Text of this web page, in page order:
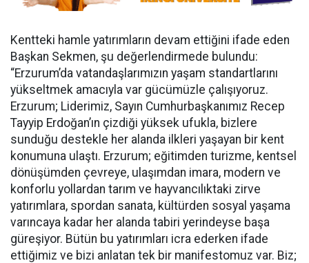
Kentteki hamle yatırımların devam ettiğini ifade eden
Başkan Sekmen, şu değerlendirmede bulundu:
“Erzurum’da vatandaşlarımızın yaşam standartlarını
yükseltmek amacıyla var gücümüzle çalışıyoruz.
Erzurum; Liderimiz, Sayın Cumhurbaşkanımız Recep
Tayyip Erdoğan’ın çizdiği yüksek ufukla, bizlere
sunduğu destekle her alanda ilkleri yaşayan bir kent
konumuna ulaştı. Erzurum; eğitimden turizme, kentsel
dönüşümden çevreye, ulaşımdan imara, modern ve
konforlu yollardan tarım ve hayvancılıktaki zirve
yatırımlara, spordan sanata, kültürden sosyal yaşama
varıncaya kadar her alanda tabiri yerindeyse başa
güreşiyor. Bütün bu yatırımları icra ederken ifade
ettiğimiz ve bizi anlatan tek bir manifestomuz var. Biz;